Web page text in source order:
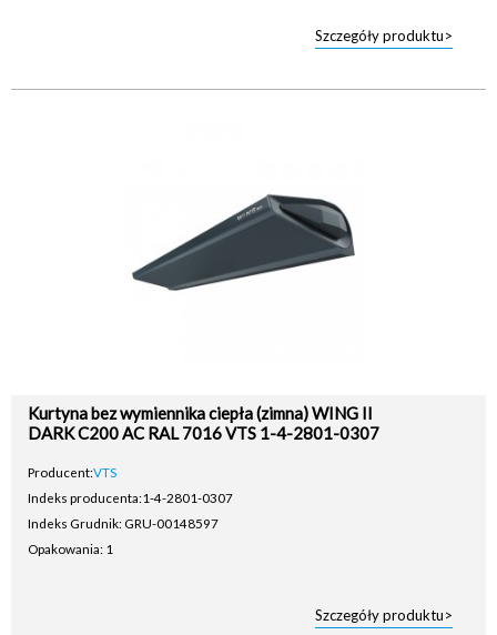
Szczegóły produktu>
Kurtyna bez wymiennika ciepła (zimna) WING II
DARK C200 AC RAL 7016 VTS 1-4-2801-0307
Producent:VTS
Indeks producenta:1-4-2801-0307
Indeks Grudnik: GRU-00148597
Opakowania: 1
Szczegóły produktu>